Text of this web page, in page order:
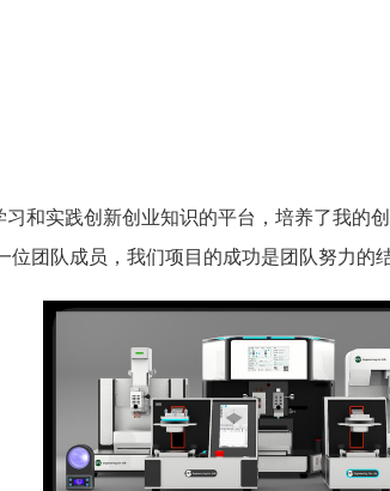
和实践创新创业知识的平台，培养了我
团队成员，我们项目的成功是团队努力的结